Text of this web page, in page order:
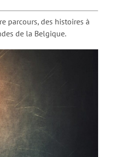
parcours, des histoires à
de la Belgique.